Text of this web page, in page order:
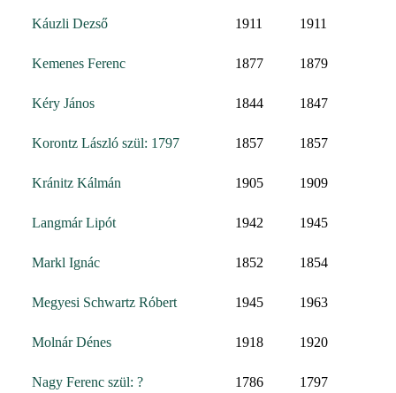
Káuzli Dezső 1911 1911
Kemenes Ferenc 1877 1879
Kéry János 1844 1847
Korontz László szül: 1797 1857 1857
Kránitz Kálmán 1905 1909
Langmár Lipót 1942 1945
Markl Ignác 1852 1854
Megyesi Schwartz Róbert 1945 1963
Molnár Dénes 1918 1920
Nagy Ferenc szül: ? 1786 1797